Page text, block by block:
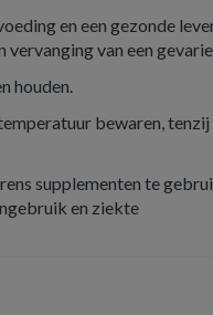
en een gezonde
vervanging van een
houden.
bewaren, tenzij
supplementen te
en ziekte